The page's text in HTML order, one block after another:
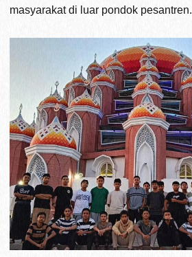
masyarakat di luar pondok pesantren.